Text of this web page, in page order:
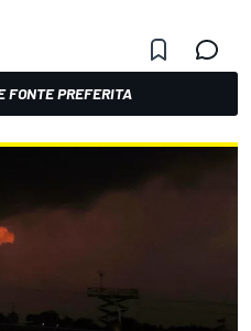
FONTE PREFERITA